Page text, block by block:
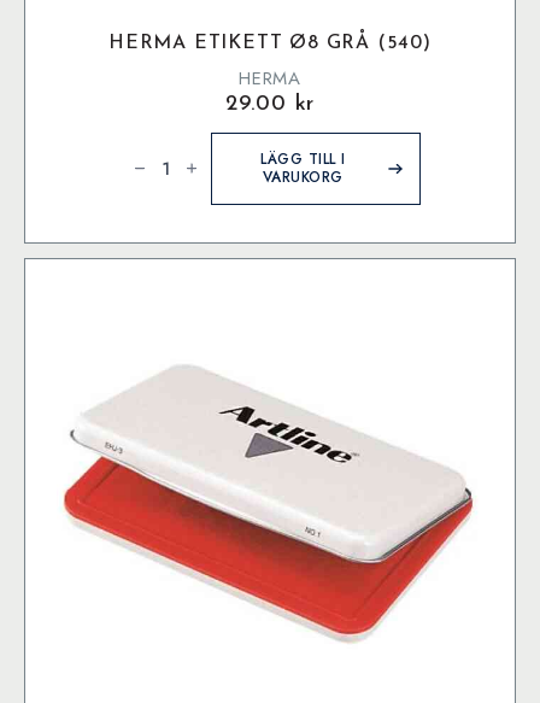
HERMA ETIKETT Ø8 GRÅ (540)
HERMA
29.00 kr
etikett
ø8
LÄGG TILL I
VARUKORG